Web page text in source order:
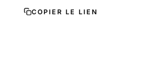
COPIER LE LIEN